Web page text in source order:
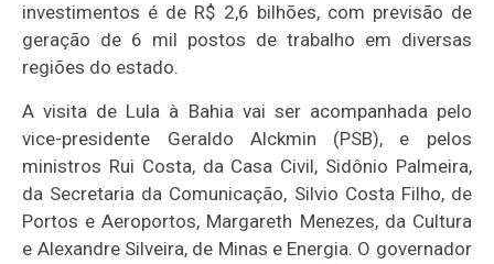
investimentos é de R$ 2,6 bilhões, com previsão de
geração de 6 mil postos de trabalho em diversas
regiões do estado.
A visita de Lula à Bahia vai ser acompanhada pelo
vice-presidente Geraldo Alckmin (PSB), e pelos
ministros Rui Costa, da Casa Civil, Sidônio Palmeira,
da Secretaria da Comunicação, Silvio Costa Filho, de
Portos e Aeroportos, Margareth Menezes, da Cultura
e Alexandre Silveira, de Minas e Energia. O governador